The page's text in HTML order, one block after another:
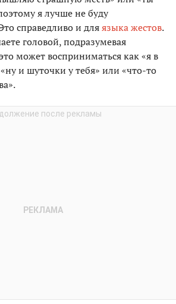
я лучше не буду
справедливо и дляязыка жестов.
головой, подразумевая
может восприниматься как «я в
и шуточки у тебя» или «что-то